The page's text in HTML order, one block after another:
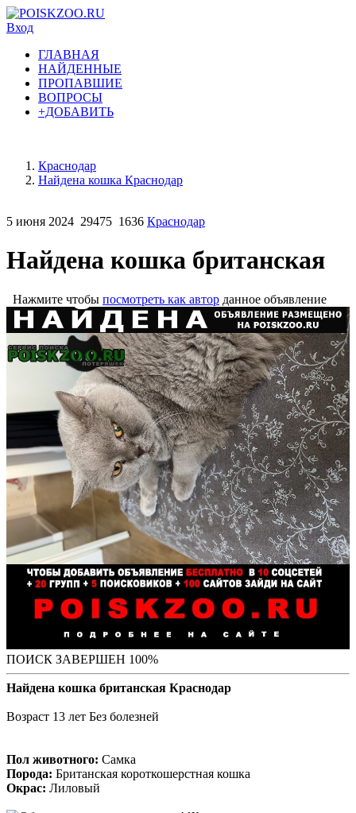
Вход
ГЛАВНАЯ
НАЙДЕННЫЕ
ПРОПАВШИЕ
ВОПРОСЫ
+ДОБАВИТЬ
Краснодар
Найдена кошка Краснодар
5 июня 2024 29475 1636 Краснодар
Найдена кошка британская
Нажмите чтобы посмотреть как автор данное объявление
ПОИСК ЗАВЕРШЕН 100%
Найдена кошка британская Краснодар
Возраст 13 лет Без болезней
Пол животного: Самка
Порода: Британская короткошерстная кошка
Окрас: Лиловый